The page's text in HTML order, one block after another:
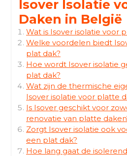
Isover Isolatie
Daken in België
Wat is Isover isolatie voor
Welke voordelen biedt
plat dak?
Hoe wordt Isover isolatie
plat dak?
Wat zijn de thermische
Isover isolatie voor platte
Is Isover geschikt voor
renovatie van platte
Zorgt Isover isolatie ook
een plat dak?
Hoe lang gaat de